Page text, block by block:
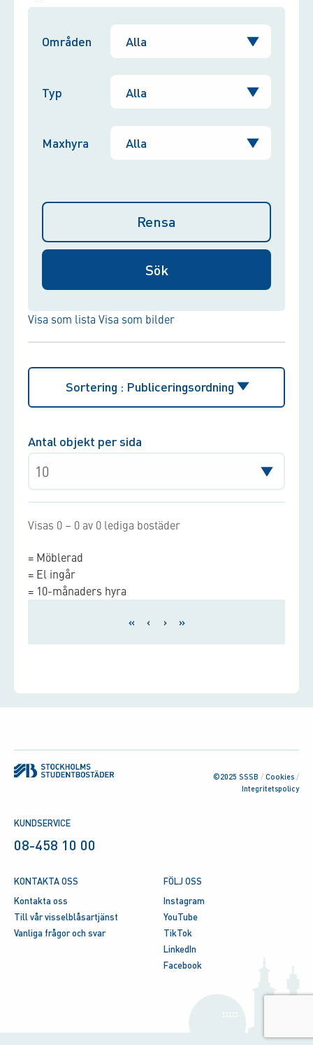
Områden
Typ
Maxhyra
Rensa
Visa som lista Visa som bilder
Sortering : Publiceringsordning
Antal objekt per sida
Visas 0 – 0 av 0 lediga bostäder
= Möblerad
= El ingår
= 10-månaders hyra
« ‹ › »
©2025 SSSB / Cookies /
Integritetspolicy
KUNDSERVICE
08-458 10 00
KONTAKTA OSS
Kontakta oss
Till vår visselblåsartjänst
Vanliga frågor och svar
FÖLJ OSS
Instagram
YouTube
TikTok
LinkedIn
Facebook